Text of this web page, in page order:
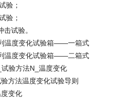
验；
验；
试验。
温度变化试验箱——一箱式
温度变化试验箱——二箱式
验方法N_温度变化
方法温度变化试验导则
变化